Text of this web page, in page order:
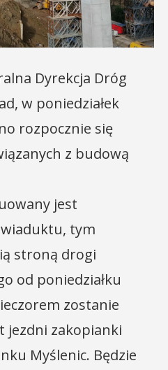
Dyrekcja Dróg
w poniedziałek
rozpocznie się
z budową
jest
tym
stroną drogi
od poniedziałku
zostanie
jezdni zakopianki
Myślenic. Będzie